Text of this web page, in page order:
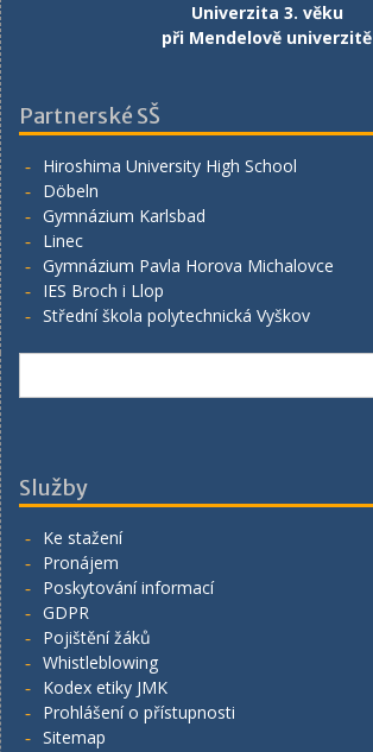
Univerzita 3. věku
při Mendelově univerzitě
Partnerské SŠ
Hiroshima University High School
Döbeln
Gymnázium Karlsbad
Linec
Gymnázium Pavla Horova Michalovce
IES Broch i Llop
Střední škola polytechnická Vyškov
Služby
Ke stažení
Pronájem
Poskytování informací
GDPR
Pojištění žáků
Whistleblowing
Kodex etiky JMK
Prohlášení o přístupnosti
Sitemap